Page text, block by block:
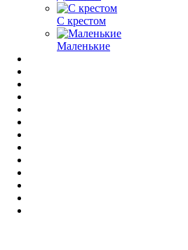
С крестом
Маленькие